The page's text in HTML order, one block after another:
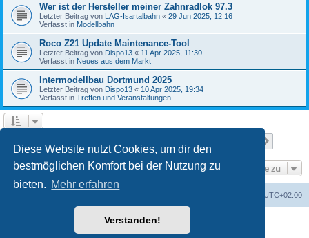
Diese Website nutzt Cookies, um dir den
bestmöglichen Komfort bei der Nutzung zu
bieten. Mehr erfahren
Verstanden!
Wer ist der Hersteller meiner Zahnradlok 97.3
Letzter Beitrag von LAG-Isartalbahn « 29 Jun 2025, 12:16
Verfasst in Modellbahn
Roco Z21 Update Maintenance-Tool
Letzter Beitrag von Dispo13 « 11 Apr 2025, 11:30
Verfasst in Neues aus dem Markt
Intermodellbau Dortmund 2025
Letzter Beitrag von Dispo13 « 10 Apr 2025, 19:34
Verfasst in Treffen und Veranstaltungen
Gehe zu
UTC+02:00
Powered byphpBB® Forum Software © phpBB Limited
phpBB.de